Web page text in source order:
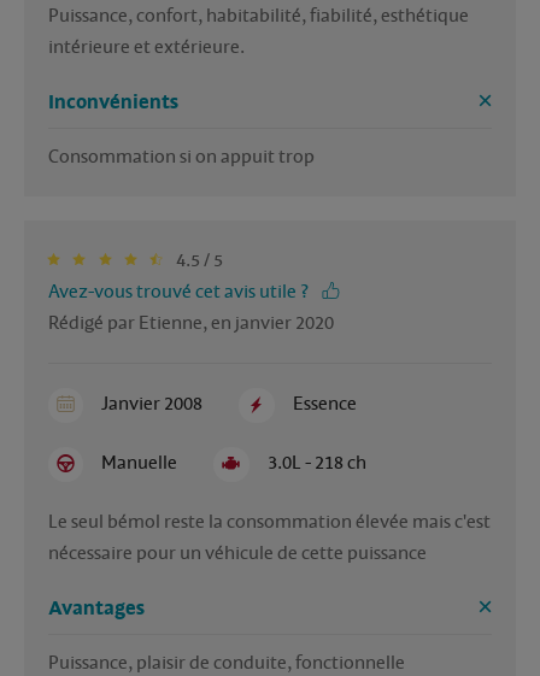
Puissance, confort, habitabilité, fiabilité, esthétique
intérieure et extérieure.
Inconvénients
Consommation si on appuit trop
4.5 / 5
Avez-vous trouvé cet avis utile ?
Rédigé par Etienne, en janvier 2020
Janvier 2008 Essence
Manuelle 3.0L - 218 ch
Le seul bémol reste la consommation élevée mais c'est
nécessaire pour un véhicule de cette puissance
Avantages
Puissance, plaisir de conduite, fonctionnelle